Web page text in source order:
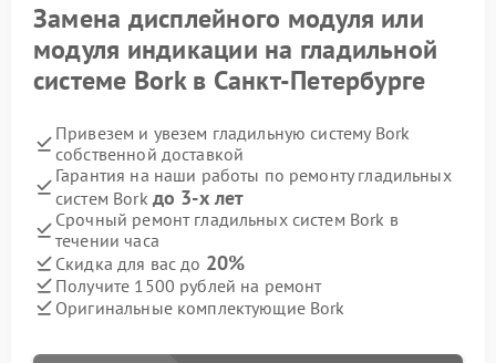
Замена дисплейного модуля или
модуля индикации на гладильной
системе Bork в Санкт-Петербурге
Привезем и увезем гладильную систему Bork
собственной доставкой
Гарантия на наши работы по ремонту гладильных
систем Bork до 3-х лет
Срочный ремонт гладильных систем Bork в
течении часа
Скидка для вас до 20%
Получите 1500 рублей на ремонт
Оригинальные комплектующие Bork